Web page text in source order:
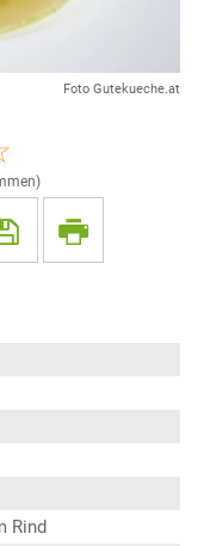
Foto Gutekueche.at
Rind